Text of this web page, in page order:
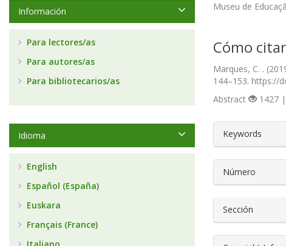
Museu de
Cómo citar
Marques, C. .
144–153. https://
Abstract 1427 |
Keywords
Número
Sección
Información
Para lectores/as
Para autores/as
Para bibliotecarios/as
Idioma
English
Español (España)
Euskara
Français (France)